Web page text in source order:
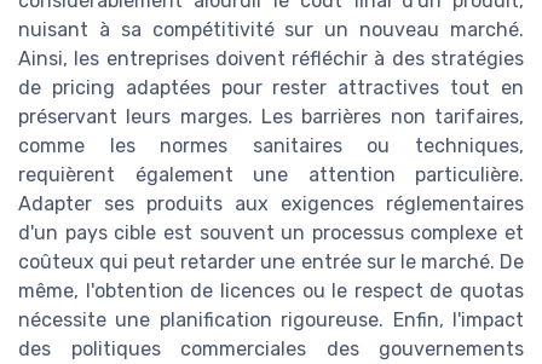
nuisant à sa compétitivité sur un nouveau marché.
Ainsi, les entreprises doivent réfléchir à des stratégies
de pricing adaptées pour rester attractives tout en
préservant leurs marges. Les barrières non tarifaires,
comme les normes sanitaires ou techniques,
requièrent également une attention particulière.
Adapter ses produits aux exigences réglementaires
d'un pays cible est souvent un processus complexe et
coûteux qui peut retarder une entrée sur le marché. De
même, l'obtention de licences ou le respect de quotas
nécessite une planification rigoureuse. Enfin, l'impact
des politiques commerciales des gouvernements